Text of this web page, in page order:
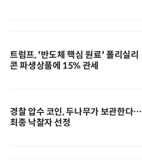
트럼프, '반도체 핵심 원료' 폴리실리
콘 파생상품에 15% 관세
경찰 압수 코인, 두나무가 보관한다…
최종 낙찰자 선정